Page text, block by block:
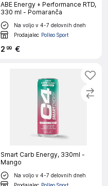
ABE Energy + Performance RTD,
330 ml - Pomaranča
Na voljo v 4-7 delovnih dneh
Prodajalec Polleo Sport
2 99 €
Smart Carb Energy, 330ml -
Mango
Na voljo v 4-7 delovnih dneh
Prodajalec Polleo Sport